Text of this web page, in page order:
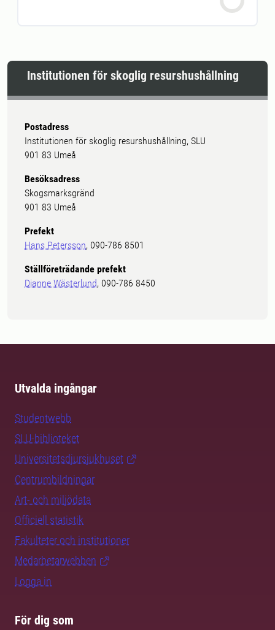
Institutionen för skoglig resurshushållning
Postadress
Institutionen för skoglig resurshushållning, SLU
901 83 Umeå
Besöksadress
Skogsmarksgränd
901 83 Umeå
Prefekt
Hans Petersson, 090-786 8501
Ställföreträdande prefekt
Dianne Wästerlund, 090-786 8450
Utvalda ingångar
Studentwebb
SLU-biblioteket
Universitetsdjursjukhuset
Centrumbildningar
Art- och miljödata
Officiell statistik
Fakulteter och institutioner
Medarbetarwebben
Logga in
För dig som